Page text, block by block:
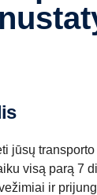
jūsų
visą parą 7
ir